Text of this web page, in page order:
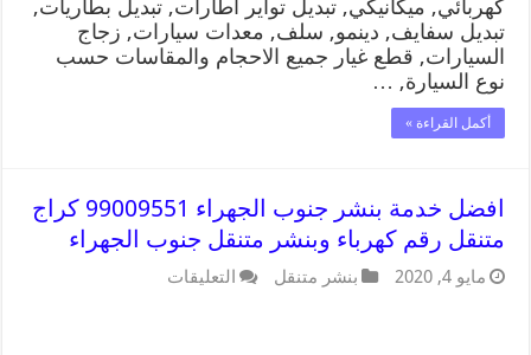
كهربائي, ميكانيكي, تبديل تواير اطارات, تبديل بطاريات,
تبديل سفايف, دينمو, سلف, معدات سيارات, زجاج
السيارات, قطع غيار جميع الاحجام والمقاسات حسب
نوع السيارة, …
أكمل القراءة »
افضل خدمة بنشر جنوب الجهراء 99009551 كراج
متنقل رقم كهرباء وبنشر متنقل جنوب الجهراء
مايو 4, 2020 بنشر متنقل التعليقات